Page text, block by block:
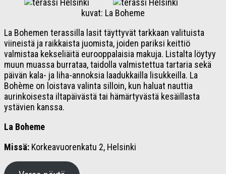
kuvat: La Boheme
La Bohemen terassilla lasit täyttyvät tarkkaan valituista
viineistä ja raikkaista juomista, joiden pariksi keittiö
valmistaa kekseliäitä eurooppalaisia makuja. Listalta löytyy
muun muassa burrataa, taidolla valmistettua tartaria sekä
päivän kala- ja liha-annoksia laadukkailla lisukkeilla. La
Bohème on loistava valinta silloin, kun haluat nauttia
aurinkoisesta iltapäivästä tai hämärtyvästä kesäillasta
ystävien kanssa.
La Boheme
Missä: Korkeavuorenkatu 2, Helsinki